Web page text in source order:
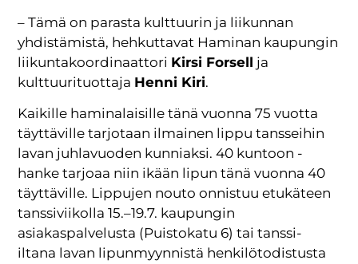
– Tämä on parasta kulttuurin ja liikunnan
yhdistämistä, hehkuttavat Haminan kaupungin
liikuntakoordinaattori Kirsi Forsell ja
kulttuurituottaja Henni Kiri.
Kaikille haminalaisille tänä vuonna 75 vuotta
täyttäville tarjotaan ilmainen lippu tansseihin
lavan juhlavuoden kunniaksi. 40 kuntoon -
hanke tarjoaa niin ikään lipun tänä vuonna 40
täyttäville. Lippujen nouto onnistuu etukäteen
tanssiviikolla 15.–19.7. kaupungin
asiakaspalvelusta (Puistokatu 6) tai tanssi-
iltana lavan lipunmyynnistä henkilötodistusta